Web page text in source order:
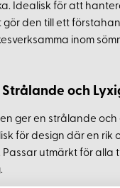
Idealisk för att
gör den till ett
inom
och
ger en strålande och
för design där en rik
utmärkt för alla